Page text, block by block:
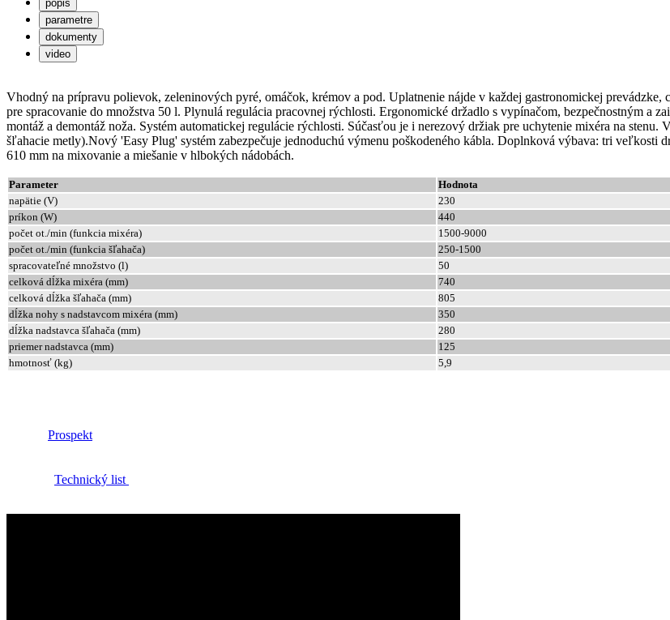
popis
parametre
dokumenty
video
Vhodný na prípravu polievok, zeleninových pyré, omáčok, krémov a pod. Uplatnenie nájde v každej gastronomickej
pre spracovanie do množstva 50 l. Plynulá regulácia pracovnej rýchlosti. Ergonomické držadlo s vypínačom, bezpečnostným a
montáž a demontáž noža. Systém automatickej regulácie rýchlosti. Súčasťou je i nerezový držiak pre uchytenie mixéra na
šľahacie metly).Nový 'Easy Plug' systém zabezpečuje jednoduchú výmenu poškodeného kábla. Doplnková výbava: tri veľkosti
610 mm na mixovanie a miešanie v hlbokých nádobách.
Parameter
Hodnota
napätie (V)
230
príkon (W)
440
počet ot./min (funkcia mixéra)
1500-9000
počet ot./min (funkcia šľahača)
250-1500
spracovateľné množstvo (l)
50
celková dĺžka mixéra (mm)
740
celková dĺžka šľahača (mm)
805
dĺžka nohy s nadstavcom mixéra (mm)
350
dĺžka nadstavca šľahača (mm)
280
priemer nadstavca (mm)
125
hmotnosť (kg)
5,9
Prospekt
Technický list